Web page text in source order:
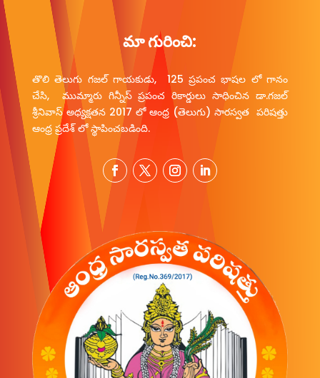
మా గురించి:
తొలి తెలుగు గజల్ గాయకుడు, 125 ప్రపంచ భాషల లో గానం
చేసి, ముమ్మారు గిన్నీస్ ప్రపంచ రికార్డులు సాధించిన డా.గజల్
శ్రీనివాస్ అధ్యక్షతన 2017 లో ఆంధ్ర (తెలుగు) సారస్వత పరిషత్తు
ఆంధ్ర ప్రదేశ్ లో స్థాపించబడింది.